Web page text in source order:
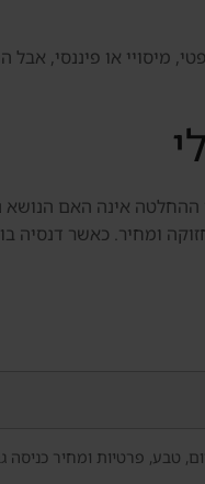
או פיננסי, אבל
ההחלטה אינה האם
ומחיר. כאשר
טבע, פרטיות ומחיר כניסה